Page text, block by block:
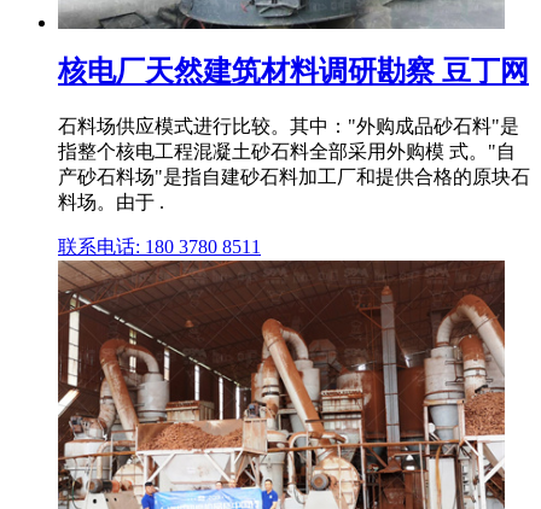
核电厂天然建筑材料调研勘察 豆丁网
石料场供应模式进行比较。其中："外购成品砂石料"是
指整个核电工程混凝土砂石料全部采用外购模 式。"自
产砂石料场"是指自建砂石料加工厂和提供合格的原块石
料场。由于 .
联系电话: 180 3780 8511